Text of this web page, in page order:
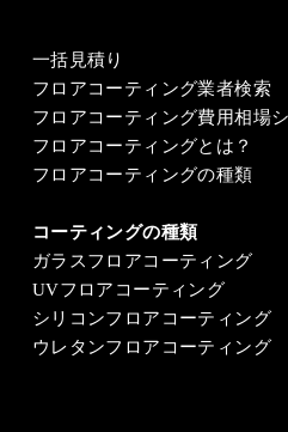
一括見積り
フロアコーティング業者検索
フロアコーティング費用相場
フロアコーティングとは？
フロアコーティングの種類
コーティングの種類
ガラスフロアコーティング
UVフロアコーティング
シリコンフロアコーティング
ウレタンフロアコーティング